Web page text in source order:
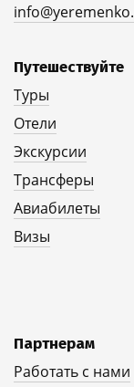
Путешествуйте
Туры
Отели
Экскурсии
Трансферы
Авиабилеты
Визы
Партнерам
Работать с нами